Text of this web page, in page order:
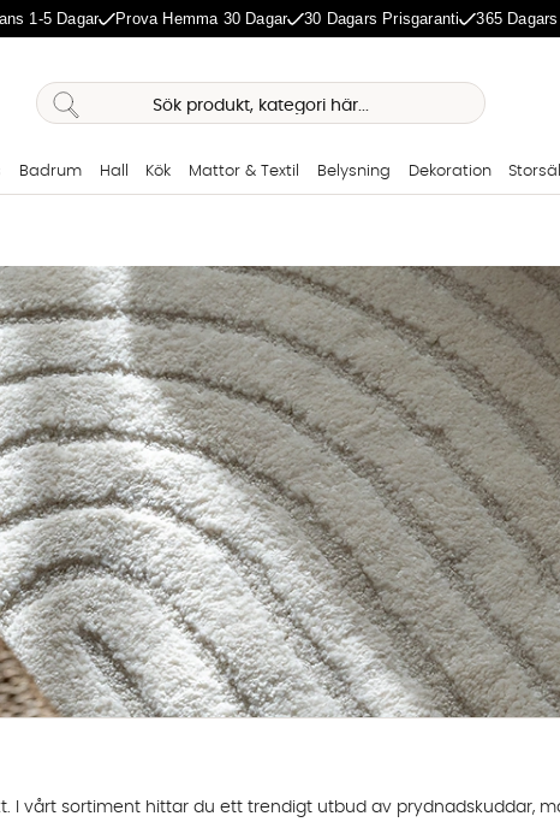
1-5 Dagar Prova Hemma 30 Dagar 30 Dagars Prisgaranti 365
Badrum Hall Kök Mattor & Textil Belysning Dekoration
I vårt sortiment hittar du ett trendigt utbud av prydnadskuddar,